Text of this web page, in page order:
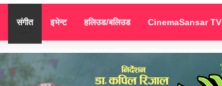
संगीत इभेन्ट हलिउड/बलिउड CinemaSansar TV